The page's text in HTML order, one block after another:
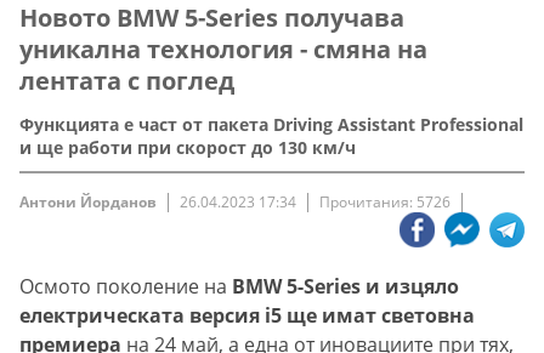
Новото BMW 5-Series получава
уникална технология - смяна на
лентата с поглед
Функцията е част от пакета Driving Assistant Professional
и ще работи при скорост до 130 км/ч
Антони Йорданов 26.04.2023 17:34 Прочитания: 5726
Осмото поколение на BMW 5-Series и изцяло
електрическата версия i5 ще имат световна
премиера на 24 май, а една от иновациите при тях,